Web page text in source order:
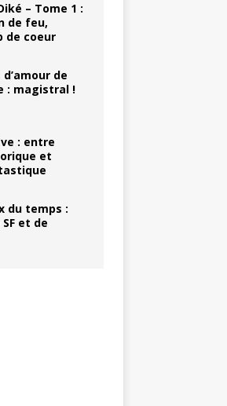
– Tome 1 :
de feu,
de coeur
de
: magistral !
: entre
et
du temps :
et de